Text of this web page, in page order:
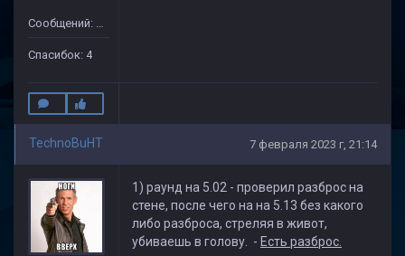
Сообщений: 79
Спасибок: 4
TechnoBuHT 7 февраля 2023 г, 21:14
1) раунд на 5.02 - проверил разброс на
стене, после чего на на 5.13 без какого
либо разброса, стреляя в живот,
убиваешь в голову. - Есть разброс.